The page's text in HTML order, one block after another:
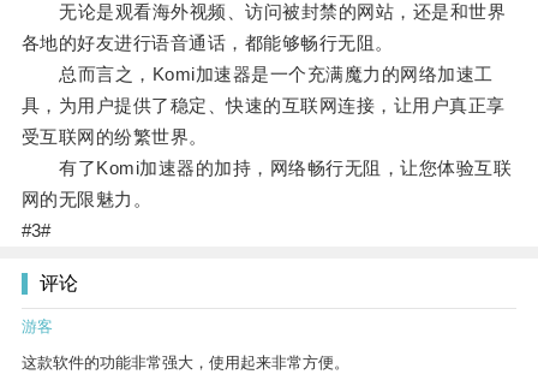
无论是观看海外视频、访问被封禁的网站，还是和世界
各地的好友进行语音通话，都能够畅行无阻。
总而言之，Komi加速器是一个充满魔力的网络加速工
具，为用户提供了稳定、快速的互联网连接，让用户真正享
受互联网的纷繁世界。
有了Komi加速器的加持，网络畅行无阻，让您体验互联
网的无限魅力。
#3#
评论
游客
这款软件的功能非常强大，使用起来非常方便。